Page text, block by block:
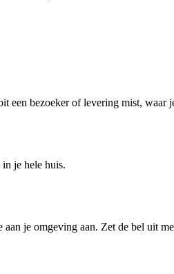
een bezoeker of levering mist, waar
je hele huis.
je omgeving aan. Zet de bel uit